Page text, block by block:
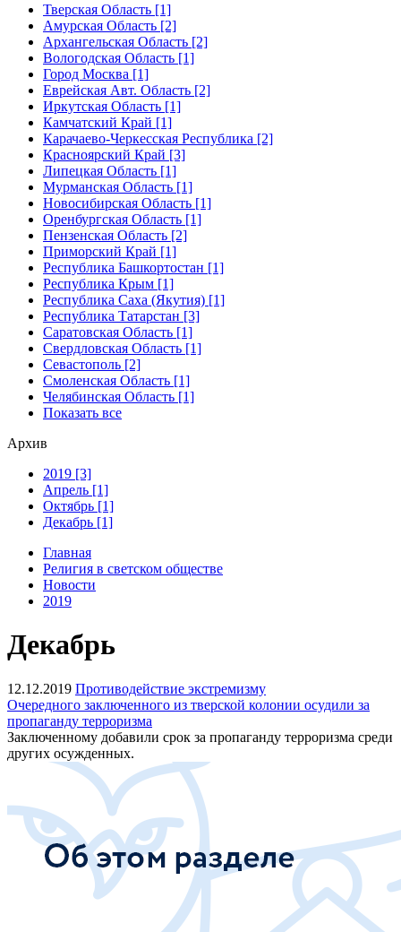
Тверская Область [1]
Амурская Область [2]
Архангельская Область [2]
Вологодская Область [1]
Город Москва [1]
Еврейская Авт. Область [2]
Иркутская Область [1]
Камчатский Край [1]
Карачаево-Черкесская Республика [2]
Красноярский Край [3]
Липецкая Область [1]
Мурманская Область [1]
Новосибирская Область [1]
Оренбургская Область [1]
Пензенская Область [2]
Приморский Край [1]
Республика Башкортостан [1]
Республика Крым [1]
Республика Саха (Якутия) [1]
Республика Татарстан [3]
Саратовская Область [1]
Свердловская Область [1]
Севастополь [2]
Смоленская Область [1]
Челябинская Область [1]
Показать все
Архив
2019 [3]
Апрель [1]
Октябрь [1]
Декабрь [1]
Главная
Религия в светском обществе
Новости
2019
Декабрь
12.12.2019 Противодействие экстремизму
Очередного заключенного из тверской колонии осудили за
пропаганду терроризма
Заключенному добавили срок за пропаганду терроризма среди
других осужденных.